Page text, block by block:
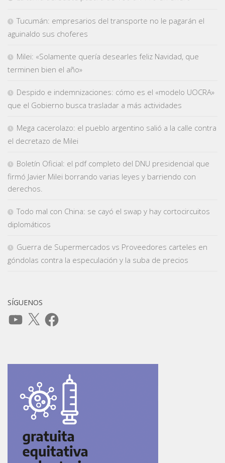
Tucumán: empresarios del transporte no le pagarán el
aguinaldo sus choferes
Milei: «Solamente quería desearles feliz Navidad, que
terminen bien el año»
Despido e indemnizaciones: cómo es el «modelo UOCRA»
que el Gobierno busca trasladar a más actividades
Mega cacerolazo: el pueblo argentino salió a la calle contra
el decretazo de Milei
Boletín Oficial: el pdf completo del DNU presidencial que
firmó Javier Milei borrando varias leyes y barriendo con
derechos.
Todo mal con China: se cayó el swap y hay cortocircuitos
diplomáticos
Guerra de Supermercados vs Proveedores carteles en
góndolas contra la especulación y la suba de precios
SÍGUENOS
YouTube
X Facebook